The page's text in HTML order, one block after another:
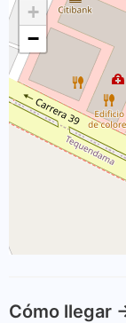
+
−
Cómo llegar -